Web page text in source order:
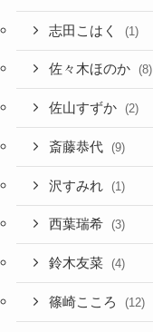
志田こはく (1)
佐々木ほのか (8)
佐山すずか (2)
斎藤恭代 (9)
沢すみれ (1)
西葉瑞希 (3)
鈴木友菜 (4)
篠崎こころ (12)